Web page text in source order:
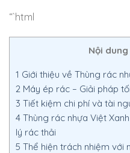
“`html
Nội
1 Giới thiệu về Thùng rác
2 Máy ép rác – Giải pháp
3 Tiết kiệm chi phí và tài
4 Thùng rác nhựa Việt
lý rác thải
5 Thể hiện trách nhiệm với